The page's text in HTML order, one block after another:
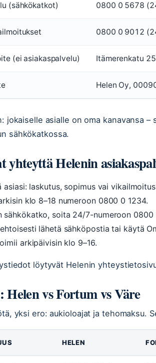
(sähkökatkot) 0800 0 5678
0800 0 9012
(ei asiakaspalvelu) Itämerenkatu
Helen Oy,
jokaiselle asialle on oma kanavansa –
sähkökatkossa.
yhteyttä Helenin
asiasi: laskutus, sopimus vai
klo 8–18 numeroon 0800 0 1234.
sähkökatko, soita 24/7-numeroon 0800
lähetä sähköpostia tai käytä
arkipäivisin klo 9–16.
löytyvät Helenin
Helen vs Fortum vs Väre
yksi ero: aukioloajat ja tehomaksu.
HELEN